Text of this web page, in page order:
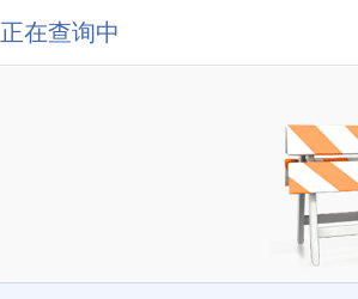
正在查询中